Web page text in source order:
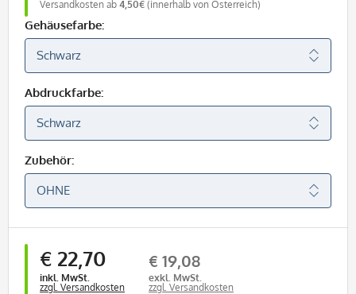
Versandkosten ab 4,50€ (innerhalb von Österreich)
Gehäusefarbe:
Abdruckfarbe:
Zubehör:
€ 22,70
inkl. MwSt.
zzgl. Versandkosten
€ 19,08
exkl. MwSt.
zzgl. Versandkosten